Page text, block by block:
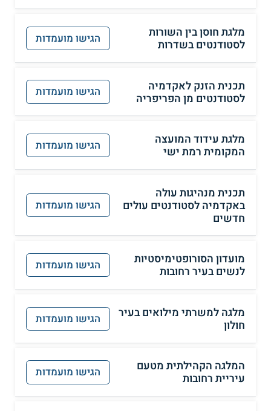
מלגת חוסן בין השורות
לסטודנטים בשדרות
הגישו מועמדות
תכנית הזנק לאקדמיה
לסטודנטים מן הפריפריה
הגישו מועמדות
מלגת עידוד המועצה
המקומית רמת ישי
הגישו מועמדות
תכנית מנהיגות עולה
באקדמיה לסטודנטים עולים
חדשים
הגישו מועמדות
מועדון הסורופטימיסטיות
לנשים בעיר רחובות
הגישו מועמדות
מלגה למשרתי מילואים בעיר
חולון
הגישו מועמדות
המלגה הקהילתית מטעם
עיריית רחובות
הגישו מועמדות